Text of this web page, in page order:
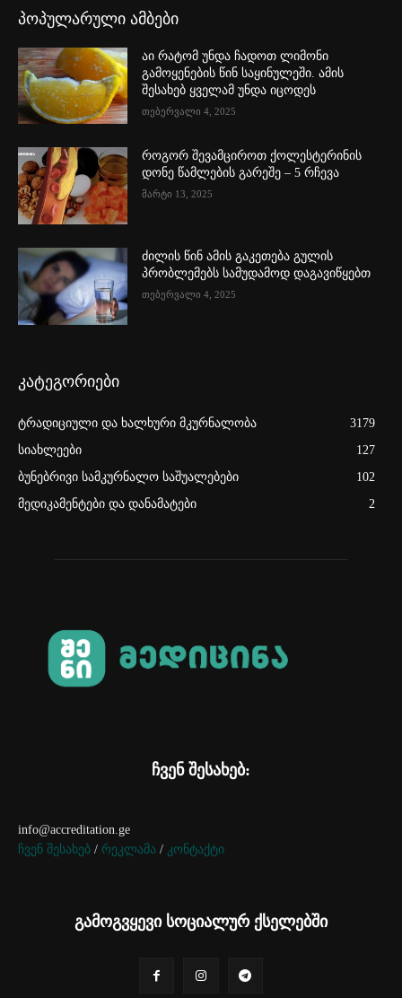
პოპულარული ამბები
აი რატომ უნდა ჩადოთ ლიმონი
გამოყენების წინ საყინულეში. ამის
შესახებ ყველამ უნდა იცოდეს
თებერვალი 4, 2025
როგორ შევამციროთ ქოლესტერინის
დონე წამლების გარეშე – 5 რჩევა
მარტი 13, 2025
ძილის წინ ამის გაკეთება გულის
პრობლემებს სამუდამოდ დაგავიწყებთ
თებერვალი 4, 2025
კატეგორიები
ტრადიციული და ხალხური მკურნალობა
3179
სიახლეები
127
ბუნებრივი სამკურნალო საშუალებები
102
მედიკამენტები და დანამატები
2
ჩვენ შესახებ:
info@accreditation.ge
ჩვენ შესახებ / რეკლამა / კონტაქტი
გამოგვყევი სოციალურ ქსელებში